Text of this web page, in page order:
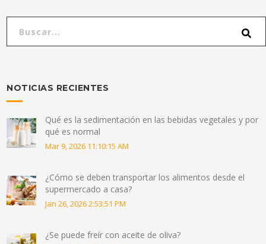
NOTICIAS RECIENTES
Qué es la sedimentación en las bebidas vegetales y por
qué es normal
Mar 9, 2026 11:10:15 AM
¿Cómo se deben transportar los alimentos desde el
supermercado a casa?
Jan 26, 2026 2:53:51 PM
¿Se puede freír con aceite de oliva?